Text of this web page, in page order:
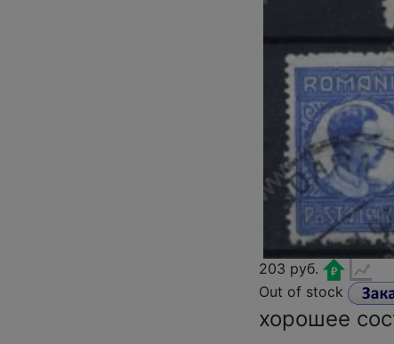
203 руб.
Out of stock
хорошее